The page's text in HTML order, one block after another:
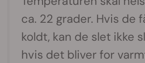
ca. 22 grader. Hvis de
koldt, kan de slet ikke
hvis det bliver for